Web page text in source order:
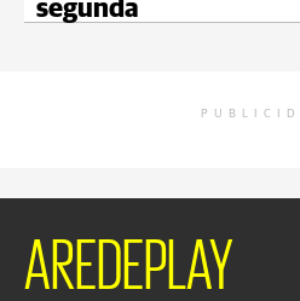
segunda
AREDEPLAY